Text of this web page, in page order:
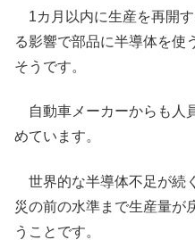
1カ月以内に生産を再開
る影響で部品に半導体を使
そうです。
自動車メーカーからも人
めています。
世界的な半導体不足が続
災の前の水準まで生産量が
うことです。